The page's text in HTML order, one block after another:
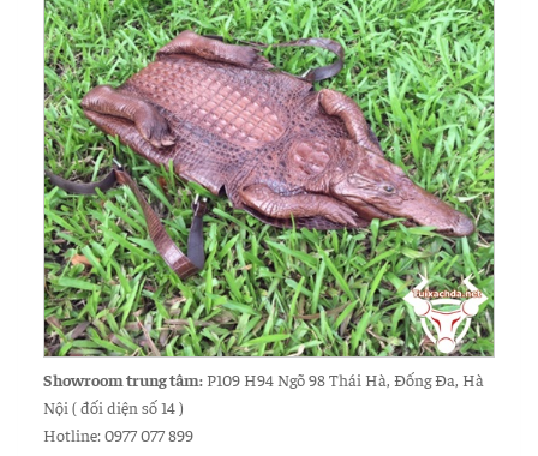
Showroom trung tâm:P109 H94 Ngõ 98 Thái Hà, Đống Đa, Hà
Nội ( đối diện số 14 )
Hotline: 0977 077 899